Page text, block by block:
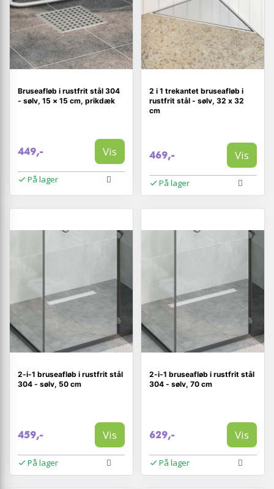
Bruseafløb i rustfrit stål 304
- sølv, 15 × 15 cm, prikdæk
449,- Vis
På lager
2 i 1 trekantet bruseafløb i
rustfrit stål - sølv, 32 x 32
cm
469,- Vis
På lager
2-i-1 bruseafløb i rustfrit stål
304 - sølv, 50 cm
459,- Vis
På lager
2-i-1 bruseafløb i rustfrit stål
304 - sølv, 70 cm
629,- Vis
På lager